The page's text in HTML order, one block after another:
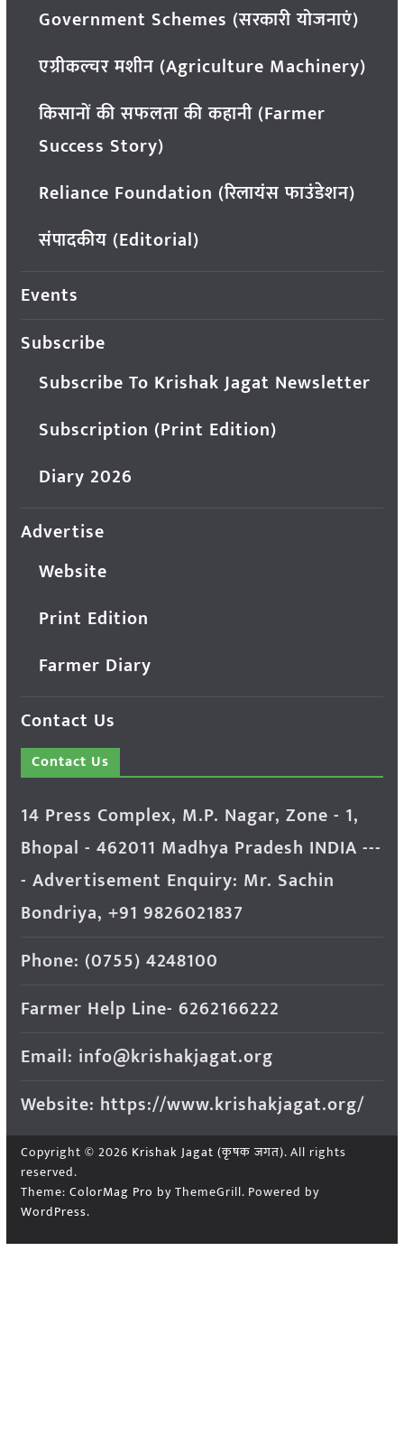
Government Schemes (सरकारी योजनाएं)
एग्रीकल्चर मशीन (Agriculture Machinery)
किसानों की सफलता की कहानी (Farmer
Success Story)
Reliance Foundation (रिलायंस फाउंडेशन)
संपादकीय (Editorial)
Events
Subscribe
Subscribe To Krishak Jagat Newsletter
Subscription (Print Edition)
Diary 2026
Advertise
Website
Print Edition
Farmer Diary
Contact Us
Contact Us
14 Press Complex, M.P. Nagar, Zone - 1,
Bhopal - 462011 Madhya Pradesh INDIA ---
- Advertisement Enquiry: Mr. Sachin
Bondriya, +91 9826021837
Phone: (0755) 4248100
Farmer Help Line- 6262166222
Email: info@krishakjagat.org
Website: https://www.krishakjagat.org/
Copyright © 2026 Krishak Jagat (कृषक जगत). All rights
reserved.
Theme: ColorMag Pro by ThemeGrill. Powered by
WordPress.